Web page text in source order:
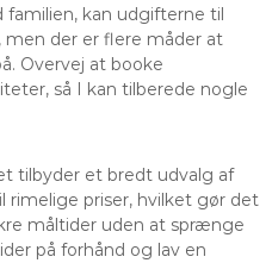
familien, kan udgifterne til
der er flere måder at
Overvej at booke
så I kan tilberede nogle
tilbyder et bredt udvalg af
rimelige priser, hvilket gør det
måltider uden at sprænge
på forhånd og lav en